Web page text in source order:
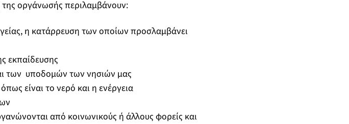
της οργάνωσής περιλαμβάνουν:
η κατάρρευση των οποίων προσλαμβάνει
εκπαίδευσης
των υποδομών των νησιών μας
είναι το νερό και η ενέργεια
από κοινωνικούς ή άλλους φορείς και